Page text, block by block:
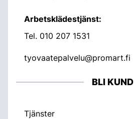
Arbetsklädestjänst:
Tel. 010 207 1531
tyovaatepalvelu@promart.fi
BLI KUND
Tjänster